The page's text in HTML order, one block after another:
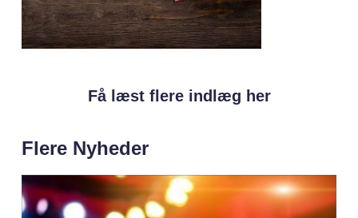
Få læst flere indlæg her
Flere Nyheder